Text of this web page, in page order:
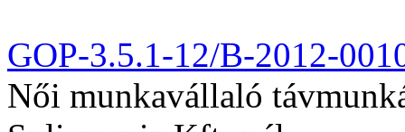
GOP-3.5.1-12/B-2012-
Női munkavállaló